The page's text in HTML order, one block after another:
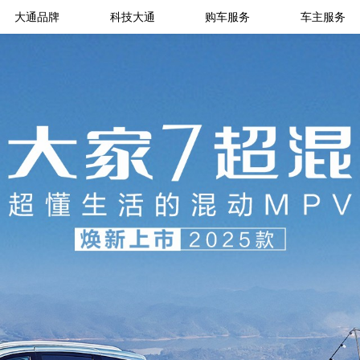
大通品牌 科技大通 购车服务 车主服务